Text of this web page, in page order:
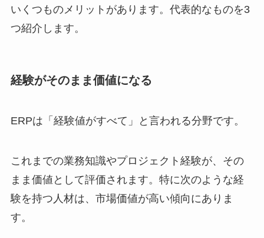
いくつものメリットがあります。代表的なものを3
つ紹介します。
経験がそのまま価値になる
ERPは「経験値がすべて」と言われる分野です。
これまでの業務知識やプロジェクト経験が、その
まま価値として評価されます。特に次のような経
験を持つ人材は、市場価値が高い傾向にありま
す。